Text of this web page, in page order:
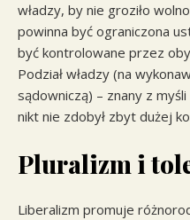
władzy, by nie groziło
powinna być ograniczona
być kontrolowane przez
Podział władzy (na
sądowniczą) – znany z
nikt nie zdobył zbyt dużej
Pluralizm i
Liberalizm promuje